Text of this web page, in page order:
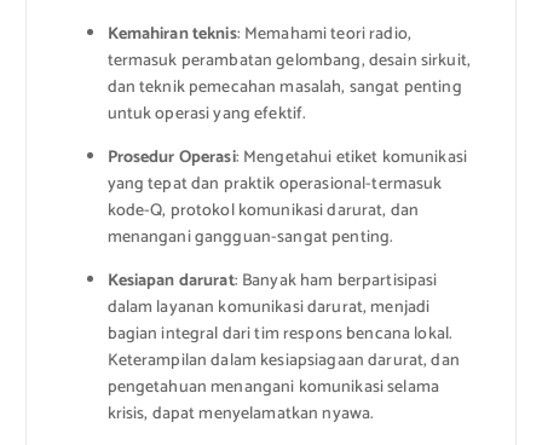
Kemahiran teknis: Memahami teori radio,
termasuk perambatan gelombang, desain sirkuit,
dan teknik pemecahan masalah, sangat penting
untuk operasi yang efektif.
Prosedur Operasi: Mengetahui etiket komunikasi
yang tepat dan praktik operasional-termasuk
kode-Q, protokol komunikasi darurat, dan
menangani gangguan-sangat penting.
Kesiapan darurat: Banyak ham berpartisipasi
dalam layanan komunikasi darurat, menjadi
bagian integral dari tim respons bencana lokal.
Keterampilan dalam kesiapsiagaan darurat, dan
pengetahuan menangani komunikasi selama
krisis, dapat menyelamatkan nyawa.